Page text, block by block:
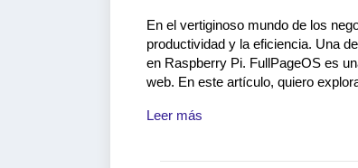
En el vertiginoso mundo de los
productividad y la eficiencia. Una
en Raspberry Pi. FullPageOS es
web. En este artículo, quiero
Leer más